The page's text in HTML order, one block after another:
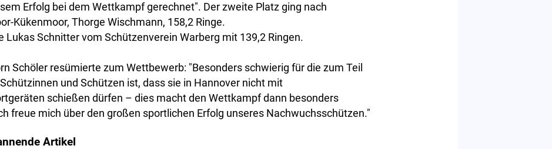
Erfolg bei dem Wettkampf gerechnet". Der zweite Platz ging nach
Kükenmoor, Thorge Wischmann, 158,2 Ringe.
Lukas Schnitter vom Schützenverein Warberg mit 139,2 Ringen.
Schöler resümierte zum Wettbewerb: "Besonders schwierig für die zum Teil
und Schützen ist, dass sie in Hannover nicht mit
schießen dürfen – dies macht den Wettkampf dann besonders
freue mich über den großen sportlichen Erfolg unseres Nachwuchsschützen."
Artikel